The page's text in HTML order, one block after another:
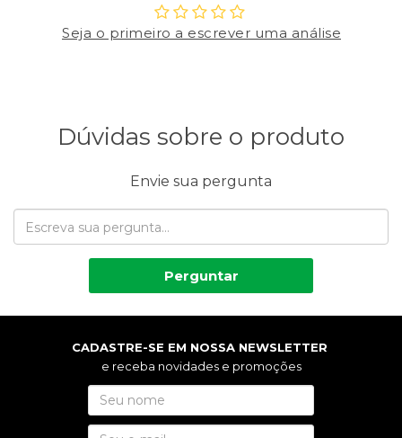
Seja o primeiro a escrever uma análise
Dúvidas sobre o produto
Envie sua pergunta
Perguntar
CADASTRE-SE EM NOSSA NEWSLETTER
e receba novidades e promoções